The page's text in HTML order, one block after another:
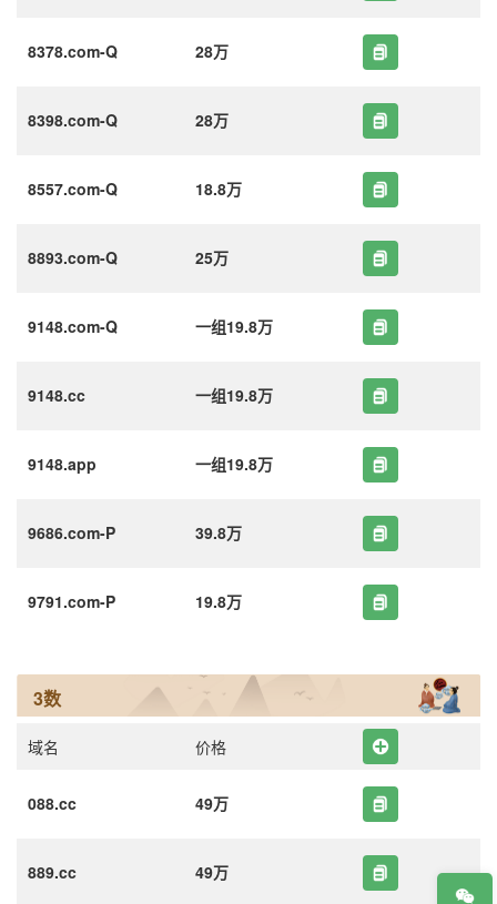
8378.com-Q 28万
8398.com-Q 28万
8557.com-Q 18.8万
8893.com-Q 25万
9148.com-Q 一组19.8万
9148.cc 一组19.8万
9148.app 一组19.8万
9686.com-P 39.8万
9791.com-P 19.8万
3数
域名 价格
088.cc 49万
889.cc 49万